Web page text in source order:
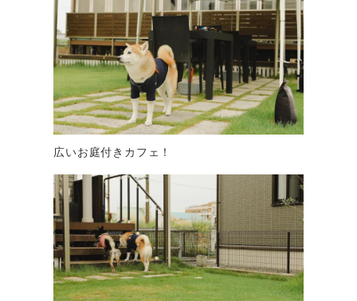
広いお庭付きカフェ！